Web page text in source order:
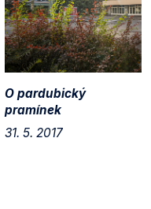
O pardubický
pramínek
31. 5. 2017